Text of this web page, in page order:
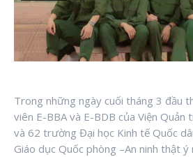
Trong những ngày cuối tháng 3 đầu
viên E-BBA và E-BDB của Viện Quản
và 62 trường Đại học Kinh tế Quốc
Giáo dục Quốc phòng –An ninh thật